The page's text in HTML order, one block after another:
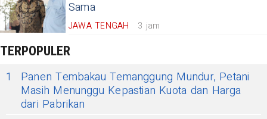
Sama
JAWA TENGAH 3 jam
TERPOPULER
1
Panen Tembakau Temanggung Mundur, Petani
Masih Menunggu Kepastian Kuota dan Harga
dari Pabrikan